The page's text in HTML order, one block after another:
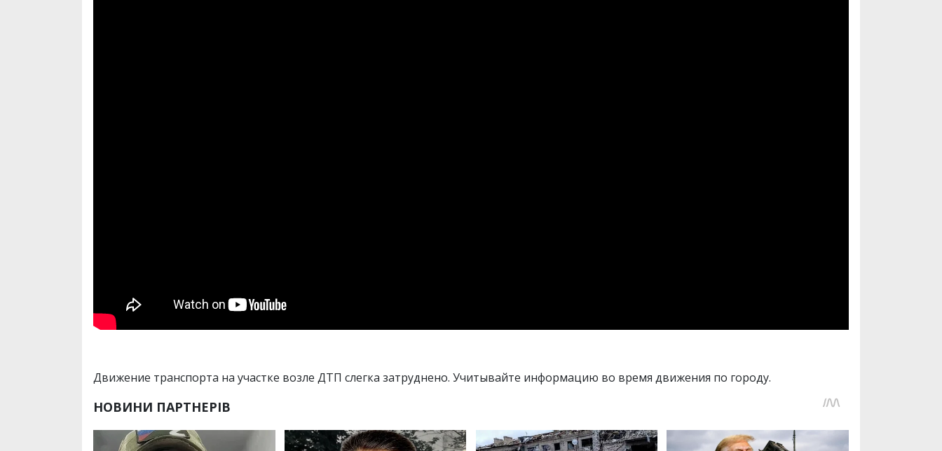
Движение транспорта на участке возле ДТП слегка затруднено. Учитывайте информацию во время движения по городу.